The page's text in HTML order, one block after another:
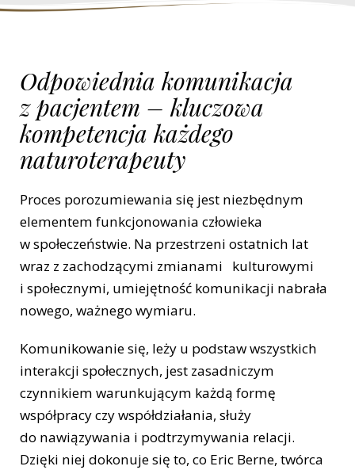
Odpowiednia komunikacja
z pacjentem – kluczowa
kompetencja każdego
naturoterapeuty
Proces porozumiewania się jest niezbędnym
elementem funkcjonowania człowieka
w społeczeństwie. Na przestrzeni ostatnich lat
wraz z zachodzącymi zmianami kulturowymi
i społecznymi, umiejętność komunikacji nabrała
nowego, ważnego wymiaru.
Komunikowanie się, leży u podstaw wszystkich
interakcji społecznych, jest zasadniczym
czynnikiem warunkującym każdą formę
współpracy czy współdziałania, służy
do nawiązywania i podtrzymywania relacji.
Dzięki niej dokonuje się to, co Eric Berne, twórca